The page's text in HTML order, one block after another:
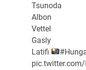
Tsunoda
Albon
Vettel
Gasly
Latifi
pic.twitter.com/